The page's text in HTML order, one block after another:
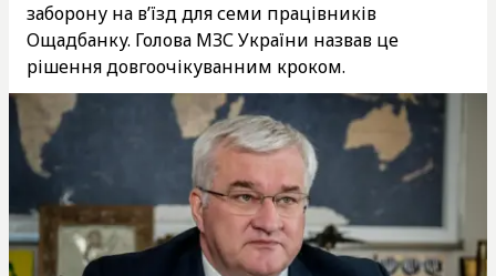
заборону на в’їзд для семи працівників
Ощадбанку. Голова МЗС України назвав це
рішення довгоочікуванним кроком.